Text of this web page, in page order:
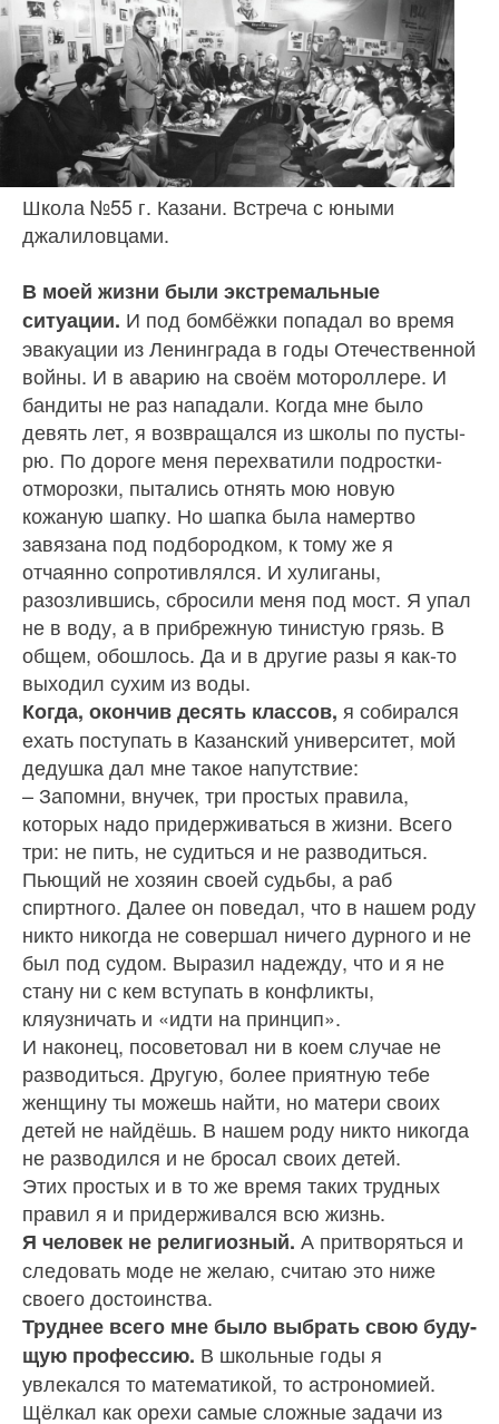
Школа №55 г. Казани. Встреча с юными
джалиловцами.
В моей жизни были экстремальные
ситуации. И под бомбёжки попадал во время
эвакуации из Ленинграда в годы Отечественной
войны. И в аварию на сво­ём мотороллере. И
бандиты не раз нападали. Когда мне было
девять лет, я возвращался из школы по пусты­
рю. По дороге меня перехватили подростки-
отморозки, пытались отнять мою новую
кожаную шапку. Но шапка была намертво
завязана под подбородком, к тому же я
отчаянно сопротивлялся. И хулиганы,
разозлившись, сбросили меня под мост. Я упал
не в воду, а в прибреж­ную тинистую грязь. В
общем, обошлось. Да и в другие разы я как‑то
выходил сухим из воды.
Когда, окончив десять классов, я собирался
ехать поступать в Казанский университет, мой
дедушка дал мне такое напутствие:
– Запомни, внучек, три простых правила,
которых надо придерживаться в жизни. Всего
три: не пить, не судиться и не разводиться.
Пьющий не хозяин своей судьбы, а раб
спиртного. Далее он поведал, что в нашем роду
никто никогда не совершал ничего дурного и не
был под судом. Выразил надежду, что и я не
стану ни с кем вступать в конфликты,
кляузничать и «идти на принцип».
И наконец, посоветовал ни в коем случае не
разводиться. Другую, более приятную тебе
женщину ты можешь найти, но матери своих
детей не найдёшь. В нашем роду никто никогда
не разводился и не бросал своих детей.
Этих простых и в то же время таких трудных
правил я и придерживался всю жизнь.
Я человек не религиозный. А притворяться и
следовать моде не желаю, считаю это ниже
своего достоинства.
Труднее всего мне было выбрать свою буду­
щую профессию. В школьные годы я
увлекался то математикой, то астрономией.
Щёлкал как орехи самые сложные задачи из